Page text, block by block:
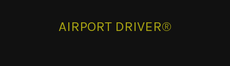
AIRPORT DRIVER®